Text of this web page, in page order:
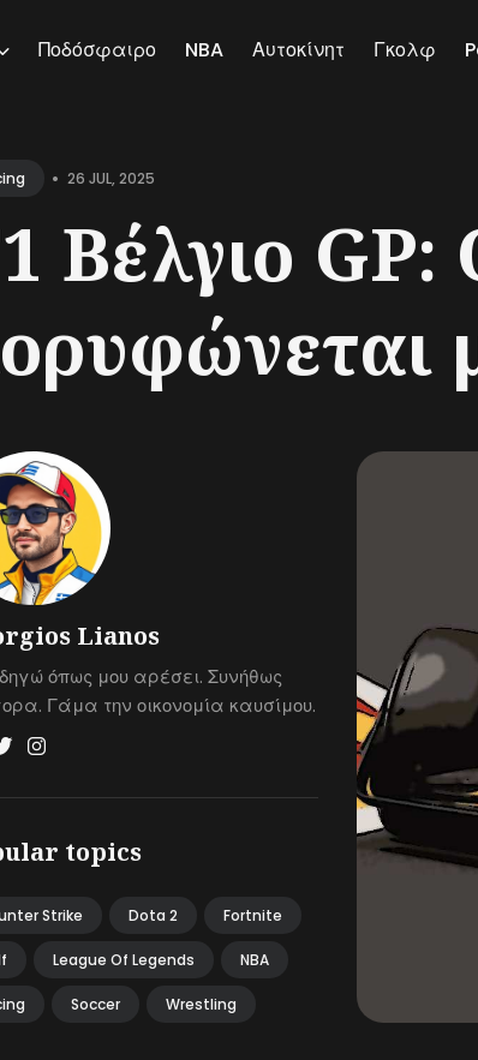
Ποδόσφαιρο NBA Αυτοκίνητ Γκολφ
• 26 JUL, 2025
Βέλγιο
Lianos
όπως μου αρέσει. Συνήθως
Γάμα την οικονομία καυσίμου.
topics
Strike Dota 2 Fortnite
League Of Legends NBA
Soccer Wrestling